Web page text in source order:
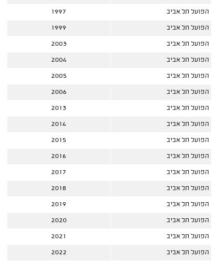
הפועל תל אביב 1997
הפועל תל אביב 1999
הפועל תל אביב 2003
הפועל תל אביב 2004
הפועל תל אביב 2005
הפועל תל אביב 2006
הפועל תל אביב 2013
הפועל תל אביב 2014
הפועל תל אביב 2015
הפועל תל אביב 2016
הפועל תל אביב 2017
הפועל תל אביב 2018
הפועל תל אביב 2019
הפועל תל אביב 2020
הפועל תל אביב 2021
הפועל תל אביב 2022